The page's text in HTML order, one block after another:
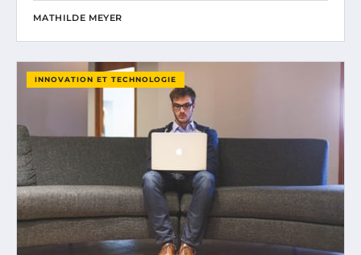
MATHILDE MEYER
INNOVATION ET TECHNOLOGIE